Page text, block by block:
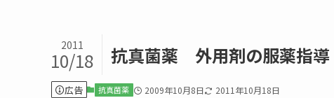
抗真菌薬 外用剤の服薬指導
2011
10/18
広告 抗真菌薬 2009年10月8日 2011年10月18日